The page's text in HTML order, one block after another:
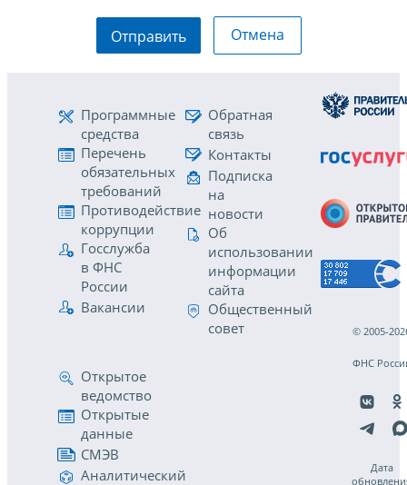
Отправить Отмена
Программные
средства
Перечень
обязательных
требований
Противодействие
коррупции
Госслужба
в ФНС
России
Вакансии
Обратная
связь
Контакты
Подписка
на
новости
Об
использовании
информации
сайта
Общественный
совет
Открытое
ведомство
Открытые
данные
СМЭВ
Аналитический
© 2005-
ФНС
Дата